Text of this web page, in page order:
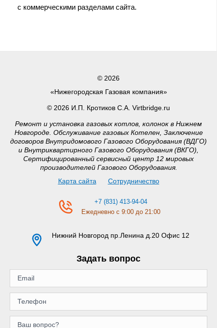
с коммерческими разделами сайта.
© 2026
«Нижегородская Газовая компания»
© 2026 И.П. Кротиков С.А. Virtbridge.ru
Ремонт и установка газовых котлов, колонок в Нижнем
Новгороде. Обслуживание газовых Котелен, Заключение
договоров Внутридомового Газового Оборудования (ВДГО)
и Внутриквартирного Газового Оборудования (ВКГО),
Сертифицированный сервисный центр 12 мировых
производителей Газового Оборудования.
Карта сайта
Сотрудничество
+7 (831) 413-94-04
Ежедневно с 9:00 до 21:00
Нижний Новгород пр.Ленина д.20 Офис 12
Задать вопрос